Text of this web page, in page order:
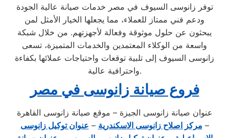
توفر زانوسى السيوف في مصر خدمات صيانة عالية الجودة
ودعم فني ممتاز للعملاء، مما يجعلها الخيار الأمثل لمن
يبحثون عن حلول موثوقة وفعالة لأجهزتهم. من خلال شبكة
واسعة من الوكلاء المعتمدين والخدمات المتميزة، تسعى
زانوسى السيوف إلى تلبية توقعات واحتياجات عملائها بكفاءة
واحترافية عالية.
فروع صيانة زانوسى في مصر
عنوان صيانة زانوسى الجيزة – موقع صيانة زانوسى القاهرة
– مركز اصلاح زانوسى الاسكندرية – عنوان توكيل زانوسى